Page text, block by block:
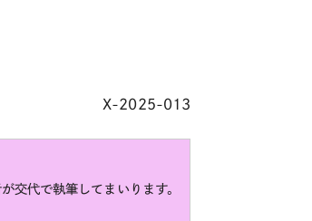
X-2025-013
交代で執筆してまいります。